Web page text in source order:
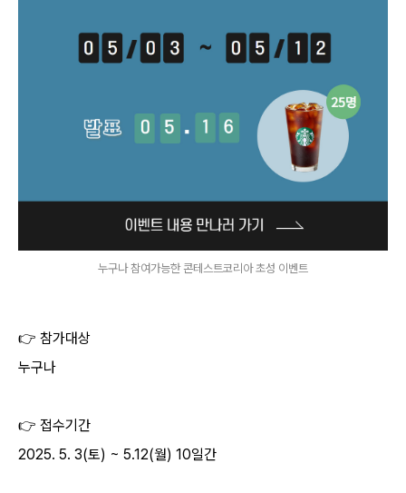
누구나 참여가능한 콘테스트코리아 초성 이벤트
👉 참가대상
누구나
👉 접수기간
2025. 5. 3(토) ~ 5.12(월) 10일간